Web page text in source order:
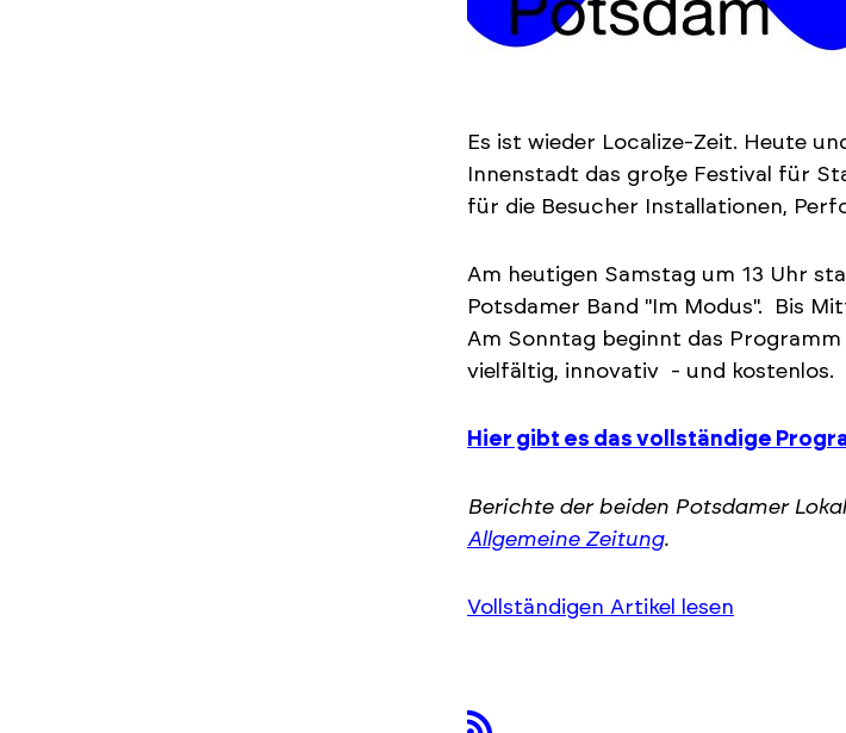
Es ist wieder Localize-Zeit. Heute
Innenstadt das große Festival für
für die Besucher Installationen,
Am heutigen Samstag um 13 Uhr
Potsdamer Band "Im Modus". Bis
Am Sonntag beginnt das Programm
vielfältig, innovativ - und kostenlos.
Hier gibt es das vollständige
Berichte der beiden Potsdamer
Allgemeine Zeitung.
Vollständigen Artikel lesen
rss